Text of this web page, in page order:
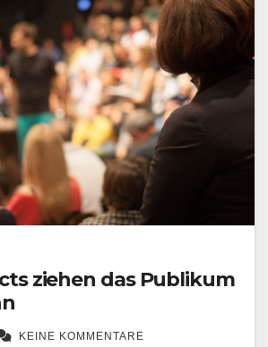
ziehen das Publikum
KEINE KOMMENTARE